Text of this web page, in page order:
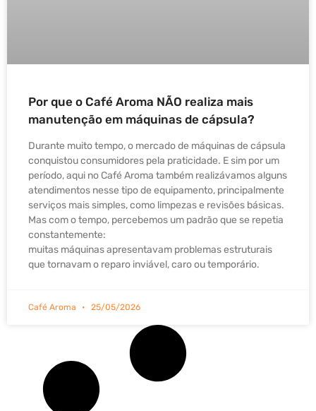
Por que o Café Aroma NÃO realiza mais
manutenção em máquinas de cápsula?
Durante muito tempo, o mercado de máquinas de cápsula
conquistou consumidores pela praticidade. E sim por um
período, aqui no Café Aroma também realizávamos alguns
atendimentos nesse tipo de equipamento, principalmente
serviços mais simples, como limpezas e revisões básicas.
Mas com o tempo, percebemos um padrão que se repetia
constantemente:
muitas máquinas apresentavam problemas estruturais
que tornavam o reparo inviável, caro ou temporário.
Café Aroma 25/05/2026